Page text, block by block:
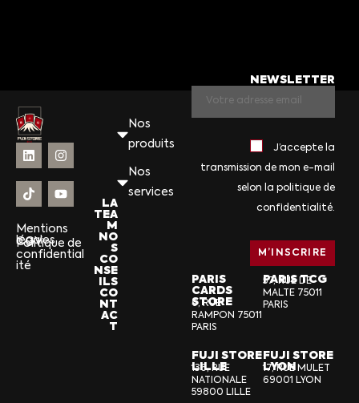
Mentions
légales
CGV
Politique de
confidential
ité
Nos
produits
Nos
services
LA
TEA
M
NO
S
CO
NSE
ILS
CO
NT
AC
T
NEWSLETTER
J’accepte la
transmission de mon e-mail
selon la politique de
confidentialité.
PARIS
CARDS
STORE
6, RUE
RAMPON 75011
PARIS
PARIS TCG
57, RUE DE
MALTE 75011
PARIS
FUJI STORE
LILLE
136, RUE
NATIONALE
59800 LILLE
FUJI STORE
LYON
17, RUE MULET
69001 LYON